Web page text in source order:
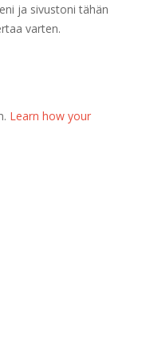
ja sivustoni tähän
varten.
Learn how your